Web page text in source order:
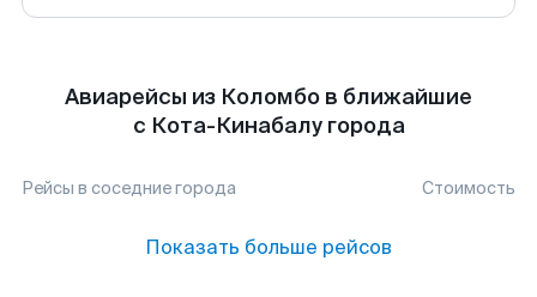
Авиарейсы из Коломбо в ближайшие
с Кота-Кинабалу города
Рейсы в соседние города Стоимость
Показать больше рейсов